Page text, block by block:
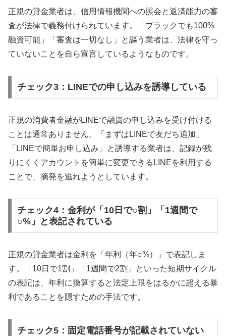
正規の貸金業者は、信用情報機関への照会と返済能力の審
査が法律で義務付けられています。「ブラックでも100%
融資可能」「審査は一切なし」と謳う業者は、法律を守っ
ていないことを自ら宣言しているようなものです。
チェック3：LINEでの申し込みを誘導している
正規の消費者金融がLINEで融資の申し込みを受け付ける
ことは通常ありません。「まずはLINEで友だち追加」
「LINEで簡単お申し込み」と誘導する業者は、記録が残
りにくくアカウントを簡単に変更できるLINEを利用する
ことで、摘発を逃れようとしています。
チェック4：金利が「10日で○割」「1週間で
○%」と表記されている
正規の貸金業者は金利を「年利（年○%）」で表記しま
す。「10日で1割」「1週間で2割」といった短期サイクル
の表記は、年利に換算すると法定上限をはるかに超える暴
利であることを隠すための手法です。
チェック5：固定電話番号が記載されていない